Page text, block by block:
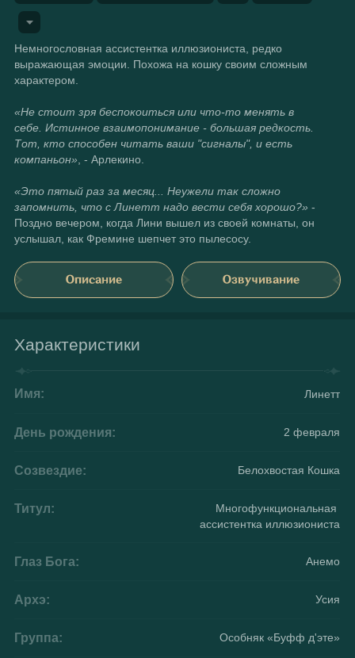
Немногословная ассистентка иллюзиониста, редко
выражающая эмоции. Похожа на кошку своим сложным
характером.
«Не стоит зря беспокоиться или что-то менять в
себе. Истинное взаимопонимание - большая редкость.
Тот, кто способен читать ваши "сигналы", и есть
компаньон», - Арлекино.
«Это пятый раз за месяц... Неужели так сложно
запомнить, что с Линетт надо вести себя хорошо?» -
Поздно вечером, когда Лини вышел из своей комнаты, он
услышал, как Фремине шепчет это пылесосу.
Описание Озвучивание
Характеристики
Имя: Линетт
День рождения: 2 февраля
Созвездие: Белохвостая Кошка
Титул:
Многофункциональная
ассистентка иллюзиониста
Глаз Бога: Анемо
Архэ: Усия
Группа: Особняк «Буфф д'эте»